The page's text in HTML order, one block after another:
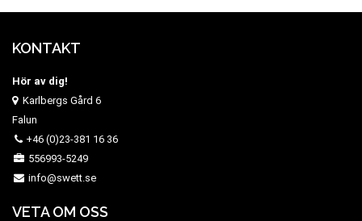
KONTAKT
Hör av dig!
Karlbergs Gård 6
Falun
+46 (0)23-381 16 36
556993-5249
info@swett.se
VETA OM OSS